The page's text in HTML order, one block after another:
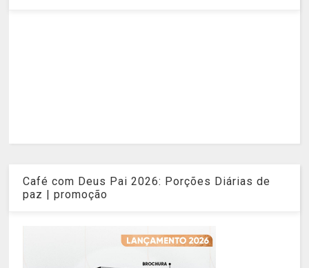
Café com Deus Pai 2026: Porções Diárias de
paz | promoção